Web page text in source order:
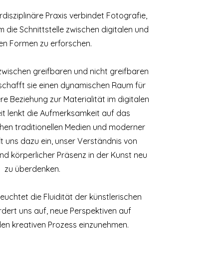
Praxis verbindet Fotografie,
die Schnittstelle zwischen digitalen und
Formen zu erforschen.
greifbaren und nicht greifbaren
sie einen dynamischen Raum für
Beziehung zur Materialität im digitalen
lenkt die Aufmerksamkeit auf das
traditionellen Medien und moderner
uns dazu ein, unser Verständnis von
körperlicher Präsenz in der Kunst neu
zu überdenken.
die Fluidität der künstlerischen
uns auf, neue Perspektiven auf
kreativen Prozess einzunehmen.